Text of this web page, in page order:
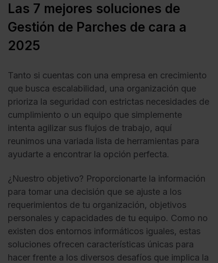
Las 7 mejores soluciones de
Gestión de Parches de cara a
2025
Tanto si cuentas con una empresa en crecimiento
que busca escalabilidad, una organización que
prioriza la seguridad con estrictas necesidades de
cumplimiento o un equipo que simplemente
intenta agilizar sus flujos de trabajo, aquí
reunimos una variada lista de herramientas para
ayudarte a encontrar la opción perfecta.
¿Nuestro objetivo? Proporcionarte la información
para tomar una decisión que se ajuste a los
requerimientos de tu organización, objetivos
personales y capacidades de tu equipo. Como no
existen dos entornos informáticos iguales, estas
soluciones ofrecen características únicas para
hacer frente a los diversos desafíos que implica la